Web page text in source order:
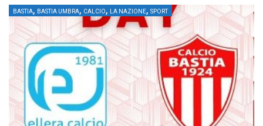
BASTIA, BASTIA UMBRA, CALCIO, LA NAZIONE, SPORT